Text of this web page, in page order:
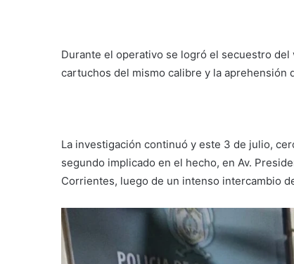
Durante el operativo se logró el secuestro
cartuchos del mismo calibre y la aprehensión
La investigación continuó y este 3 de julio,
segundo implicado en el hecho, en Av.
Corrientes, luego de un intenso intercambio